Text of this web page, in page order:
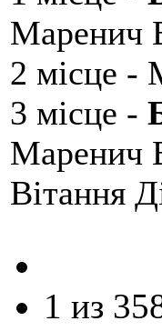
Маренич
2 місце -
3 місце -
Маренич
Вітання
1 из